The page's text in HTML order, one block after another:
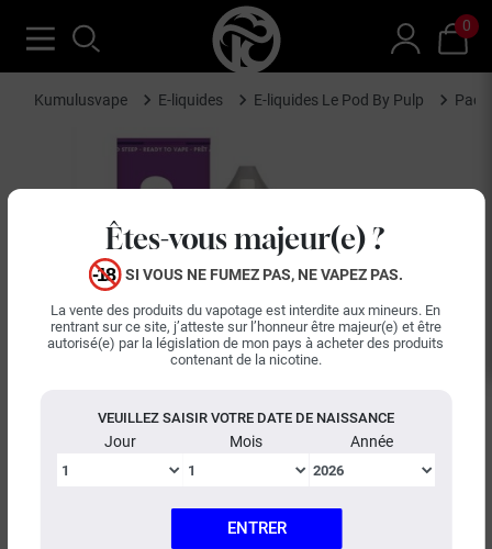
Êtes-vous majeur(e) ?
SI VOUS NE FUMEZ PAS, NE VAPEZ PAS.
La vente des produits du vapotage est interdite aux mineurs. En
rentrant sur ce site, j’atteste sur l’honneur être majeur(e) et être
autorisé(e) par la législation de mon pays à acheter des produits
contenant de la nicotine.
VEUILLEZ SAISIR VOTRE DATE DE NAISSANCE
Jour Mois Année
ENTRER
0
Kumulusvape E-liquides E-liquides Le Pod By Pulp Pack